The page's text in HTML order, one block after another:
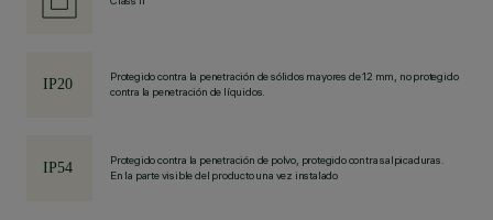
Protegido contra la penetración de sólidos mayores de 12 mm, no protegido
contra la penetración de líquidos.
Protegido contra la penetración de polvo, protegido contra salpicaduras.
En la parte visible del producto una vez instalado